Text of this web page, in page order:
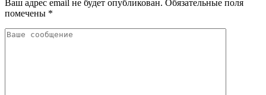
Ваш адрес email не будет опубликован. Обязательные поля
помечены *